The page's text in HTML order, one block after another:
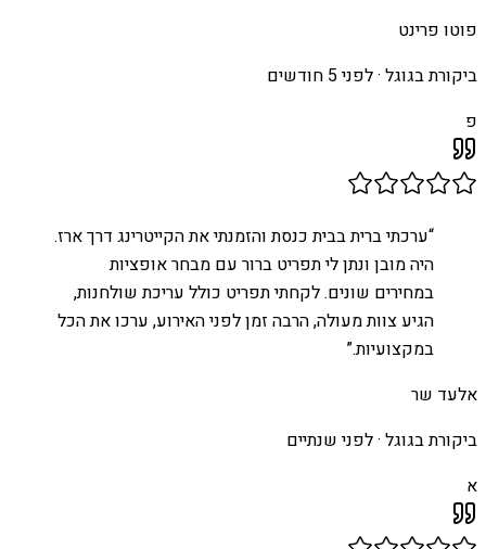
פוטו פרינט
ביקורת בגוגל ·לפני 5 חודשים
פ
“ערכתי ברית בבית כנסת והזמנתי את הקייטרינג דרך ארז.
היה מובן ונתן לי תפריט ברור עם מבחר אופציות
במחירים שונים. לקחתי תפריט כולל עריכת שולחנות,
הגיע צוות מעולה, הרבה זמן לפני האירוע, ערכו את הכל
במקצועיות.”
אלעד שר
ביקורת בגוגל ·לפני שנתיים
א